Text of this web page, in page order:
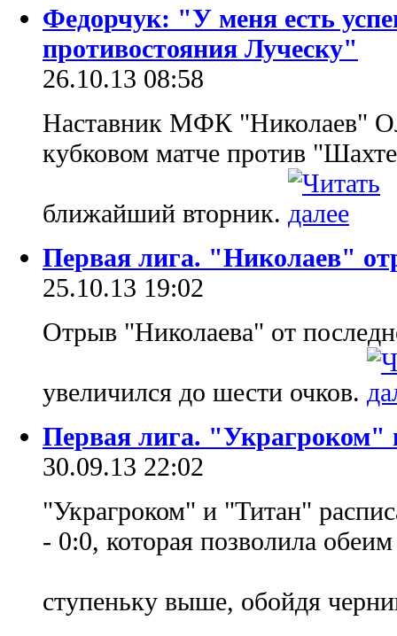
Федорчук: "У меня есть
противостояния Луческу"
26.10.13 08:58
Наставник МФК "Николаев"
кубковом матче против
ближайший вторник.
Первая лига. "Николаев"
25.10.13 19:02
Отрыв "Николаева" от
увеличился до шести очков.
Первая лига. "Украгроком"
30.09.13 22:02
"Украгроком" и "Титан"
- 0:0, которая позволила
ступеньку выше, обойдя